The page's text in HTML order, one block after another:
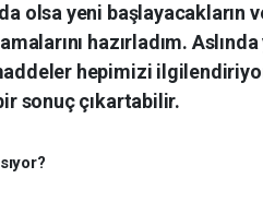
olsa yeni
hazırladım.
hepimizi
sonuç çıkartabilir.